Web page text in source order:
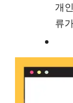
개
류